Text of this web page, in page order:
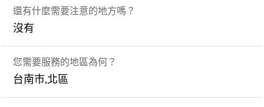
還有什麼需要注意的地方嗎？
沒有
您需要服務的地區為何？
台南市,北區